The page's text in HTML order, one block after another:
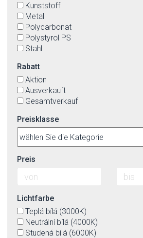
Kunststoff
Metall
Polycarbonat
Polystyrol PS
Stahl
Rabatt
Aktion
Ausverkauft
Gesamtverkauf
Preisklasse
Preis
Lichtfarbe
Teplá bílá (3000K)
Neutrální bílá (4000K)
Studená bílá (6000K)